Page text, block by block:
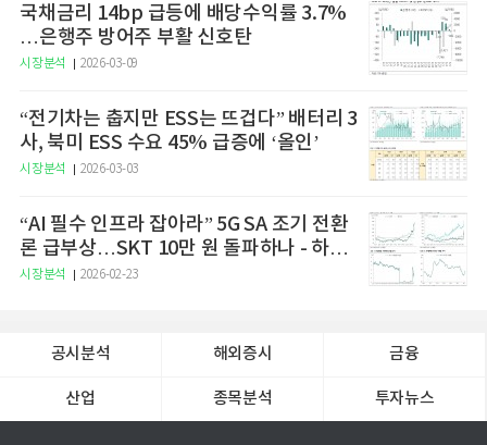
국채금리 14bp 급등에 배당수익률 3.7%
…은행주 방어주 부활 신호탄
시장분석 2026-03-09
“전기차는 춥지만 ESS는 뜨겁다” 배터리 3
사, 북미 ESS 수요 45% 급증에 ‘올인’
시장분석 2026-03-03
“AI 필수 인프라 잡아라” 5G SA 조기 전환
론 급부상…SKT 10만 원 돌파하나 - 하나
증권
시장분석 2026-02-23
공시분석 해외증시 금융
산업 종목분석 투자뉴스